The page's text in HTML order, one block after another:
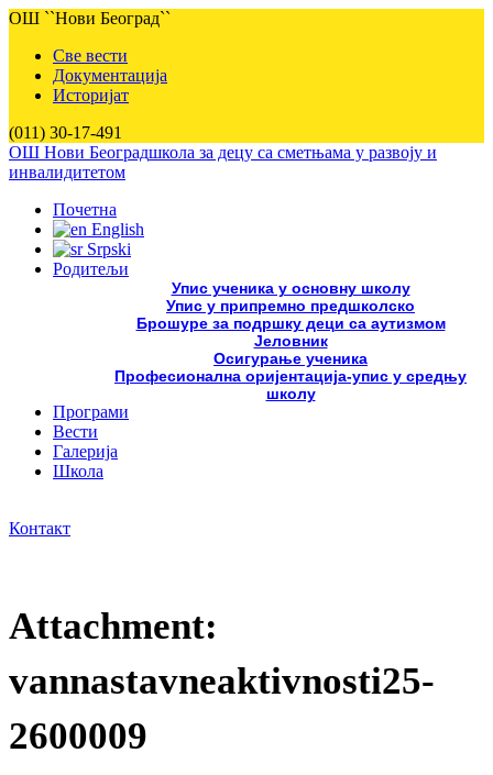
ОШ ``Нови Београд``
Све вести
Документација
Историјат
(011) 30-17-491
ОШ Нови Београдшкола за децу са сметњама у развоју и
инвалидитетом
Почетна
English
Srpski
Родитељи
Упис ученика у основну школу
Упис у припремно предшколско
Брошуре за подршку деци са аутизмом
Јеловник
Осигурање ученика
Професионална оријентација-упис у средњу
школу
Програми
Вести
Галерија
Школа
Контакт
Attachment:
vannastavneaktivnosti25-
2600009